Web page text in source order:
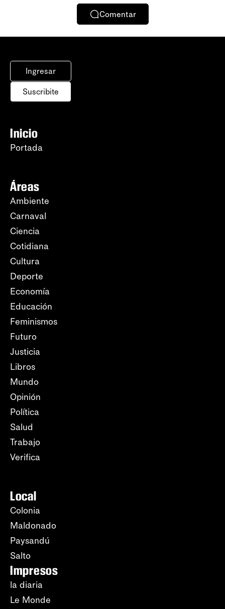
Comentar
Ingresar
Suscribite
Inicio
Portada
Áreas
Ambiente
Carnaval
Ciencia
Cotidiana
Cultura
Deporte
Economía
Educación
Feminismos
Futuro
Justicia
Libros
Mundo
Opinión
Política
Salud
Trabajo
Verifica
Local
Colonia
Maldonado
Paysandú
Salto
Impresos
la diaria
Le Monde